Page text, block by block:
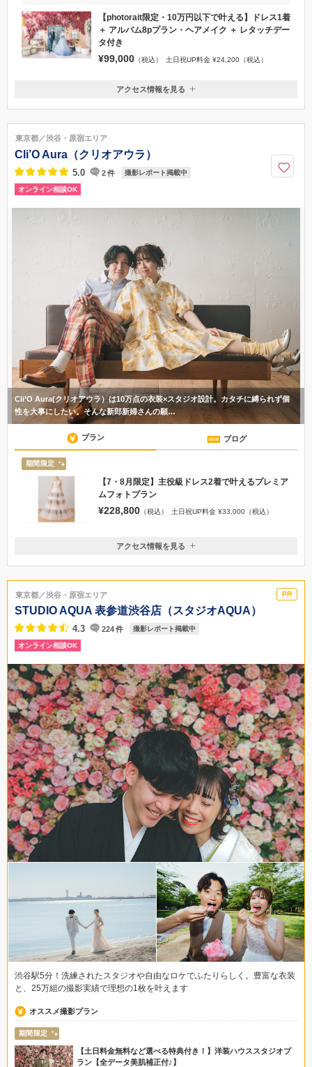
【photorait限定・10万円以下で叶える】ドレス1着
＋ アルバム8pプラン・ヘアメイク ＋ レタッチデー
タ付き
¥99,000 （税込） 土日祝UP料金 ¥24,200（税込）
東京都渋谷区渋谷1-23-16 cocoti（ココチ）4F
駅」より明治通りを原宿方面に徒歩4分
0120-093-760
アクセス情報を見る
東京都／渋谷・原宿エリア
Cli’O Aura（クリオアウラ）
5.0 2件 撮影レポート掲載中
オンライン相談OK
Cli’O Aura(クリオアウラ）は10万点の衣装×スタジオ設計。カタチに縛られず個
性を大事にしたい。そんな新郎新婦さんの願…
プラン ブログ
期間限定
【7・8月限定】主役級ドレス2着で叶えるプレミア
ムフォトプラン
¥228,800 （税込） 土日祝UP料金 ¥33,000（税込）
東京都渋谷区道玄坂1-16-5 大下ビル1F
03-3770-1686
アクセス情報を見る
東京都／渋谷・原宿エリア
STUDIO AQUA 表参道渋谷店（スタジオAQUA）
4.3 224件 撮影レポート掲載中
オンライン相談OK
渋谷駅5分！洗練されたスタジオや自由なロケでふたりらしく。豊富な衣装
と、25万組の撮影実績で理想の1枚を叶えます
オススメ撮影プラン
期間限定
【土日料金無料など選べる特典付き！】洋装ハウススタジオプ
ラン【全データ美肌補正付♪】